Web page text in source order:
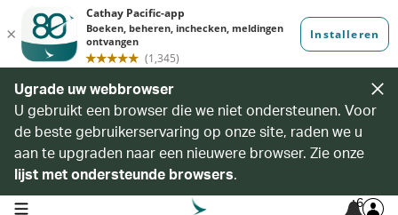
Ugrade uw webbrowser
U gebruikt een browser die we niet ondersteunen. Voor
de beste gebruikerservaring op onze site, raden we u
aan te upgraden naar een nieuwere browser. Zie onze
lijst met ondersteunde browsers.
open navigation menu 6